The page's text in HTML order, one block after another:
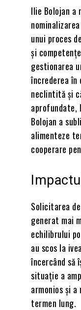
Ilie Bolojan a
unui proces
și
gestionarea
încrederea în
neclintită și
aprofundate,
Bolojan a
alimenteze
cooperare
Solicitarea
generat mai
echilibrului
au scos la
încercând să
situație a
armonios și
termen lung.